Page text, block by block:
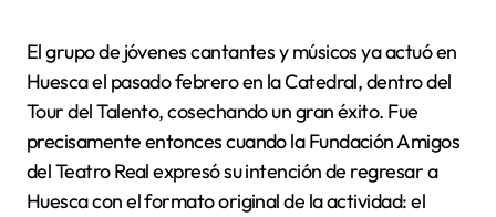
El grupo de jóvenes cantantes y músicos ya actuó en
Huesca el pasado febrero en la Catedral, dentro del
Tour del Talento, cosechando un gran éxito. Fue
precisamente entonces cuando la Fundación Amigos
del Teatro Real expresó su intención de regresar a
Huesca con el formato original de la actividad: el